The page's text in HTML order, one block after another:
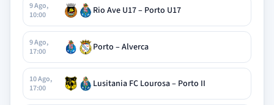
9 Ago,
10:00
Rio Ave U17 – Porto U17
9 Ago,
17:00
Porto – Alverca
10 Ago,
17:00
Lusitania FC Lourosa – Porto II